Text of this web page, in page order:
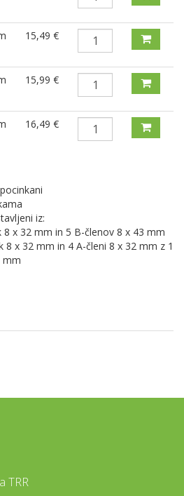
15,49 €
15,99 €
16,49 €
iz:
8 x 32 mm in 5 B-členov 8 x 43 mm
8 x 32 mm in 4 A-členi 8 x 32 mm z 1
mm
TRR